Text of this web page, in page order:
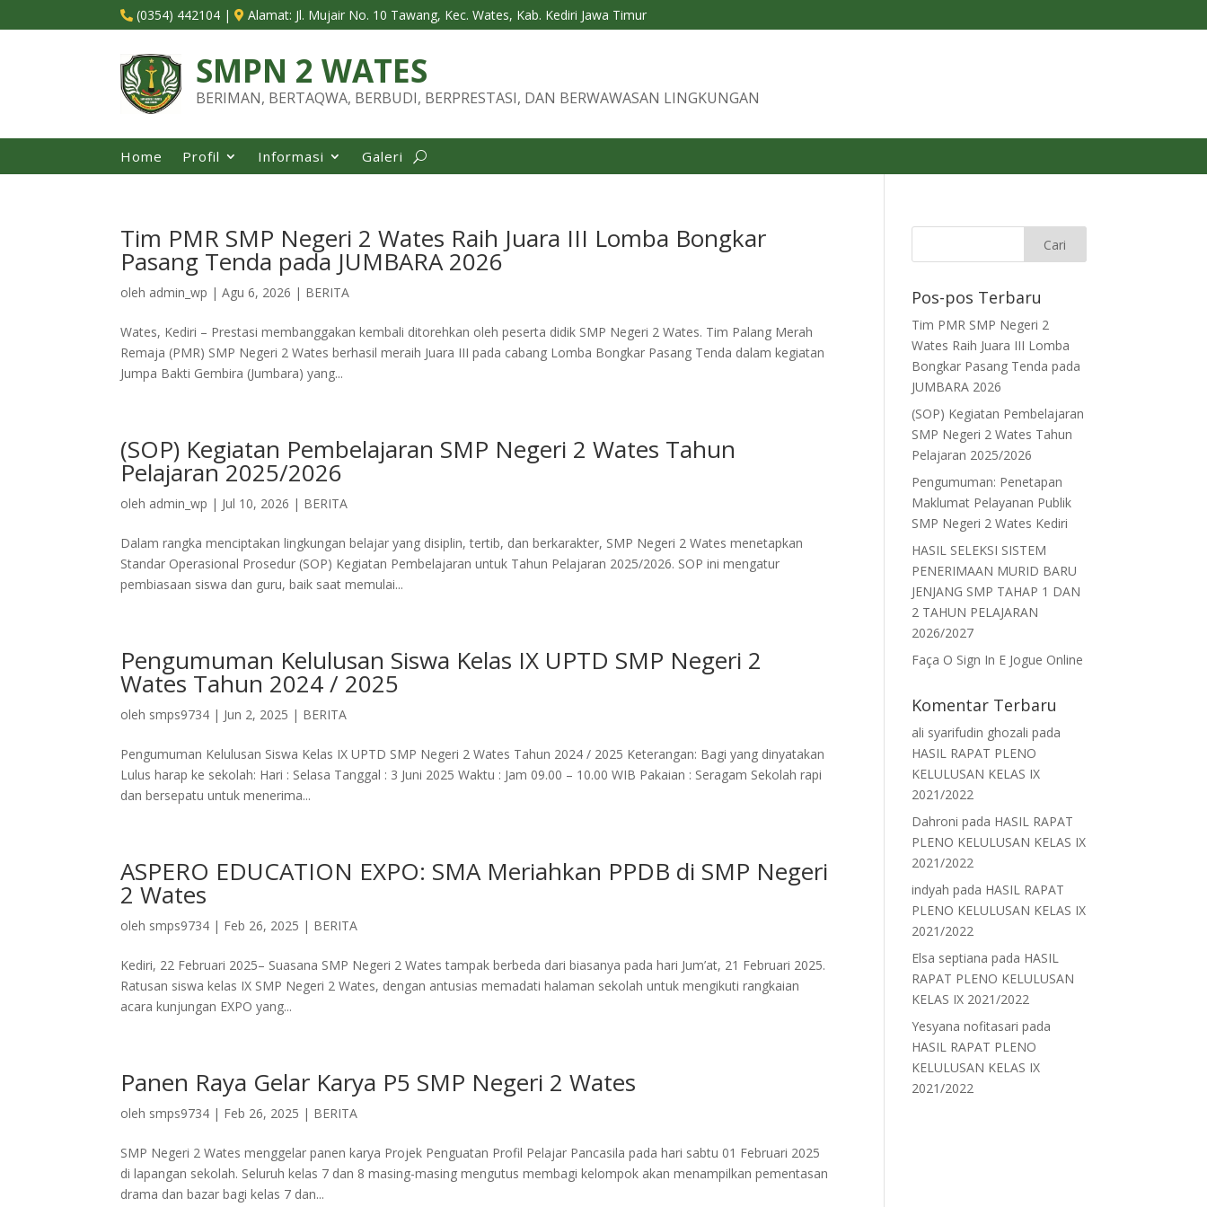
 (0354) 442104 | Alamat: Jl. Mujair No. 10 Tawang, Kec. Wates, Kab. Kediri Jawa Timur
SMPN 2 WATES
BERIMAN, BERTAQWA, BERBUDI, BERPRESTASI, DAN BERWAWASAN LINGKUNGAN
Home Profil Informasi Galeri
Tim PMR SMP Negeri 2 Wates Raih Juara III Lomba Bongkar
Pasang Tenda pada JUMBARA 2026
oleh admin_wp |Agu 6, 2026 | BERITA
Wates, Kediri – Prestasi membanggakan kembali ditorehkan oleh peserta didik SMP Negeri 2 Wates. Tim Palang Merah
Remaja (PMR) SMP Negeri 2 Wates berhasil meraih Juara III pada cabang Lomba Bongkar Pasang Tenda dalam kegiatan
Jumpa Bakti Gembira (Jumbara) yang...
(SOP) Kegiatan Pembelajaran SMP Negeri 2 Wates Tahun
Pelajaran 2025/2026
oleh admin_wp | Jul 10, 2026 | BERITA
Dalam rangka menciptakan lingkungan belajar yang disiplin, tertib, dan berkarakter, SMP Negeri 2 Wates menetapkan
Standar Operasional Prosedur (SOP) Kegiatan Pembelajaran untuk Tahun Pelajaran 2025/2026. SOP ini mengatur
pembiasaan siswa dan guru, baik saat memulai...
Pengumuman Kelulusan Siswa Kelas IX UPTD SMP Negeri 2
Wates Tahun 2024 / 2025
oleh smps9734 | Jun 2, 2025 | BERITA
Pengumuman Kelulusan Siswa Kelas IX UPTD SMP Negeri 2 Wates Tahun 2024 / 2025 Keterangan: Bagi yang dinyatakan
Lulus harap ke sekolah: Hari : Selasa Tanggal : 3 Juni 2025 Waktu : Jam 09.00 – 10.00 WIB Pakaian : Seragam Sekolah rapi
dan bersepatu untuk menerima...
ASPERO EDUCATION EXPO: SMA Meriahkan PPDB di SMP Negeri
2 Wates
oleh smps9734 | Feb 26, 2025 | BERITA
Kediri, 22 Februari 2025– Suasana SMP Negeri 2 Wates tampak berbeda dari biasanya pada hari Jum’at, 21 Februari 2025.
Ratusan siswa kelas IX SMP Negeri 2 Wates, dengan antusias memadati halaman sekolah untuk mengikuti rangkaian
acara kunjungan EXPO yang...
Panen Raya Gelar Karya P5 SMP Negeri 2 Wates
oleh smps9734 | Feb 26, 2025 | BERITA
SMP Negeri 2 Wates menggelar panen karya Projek Penguatan Profil Pelajar Pancasila pada hari sabtu 01 Februari 2025
di lapangan sekolah. Seluruh kelas 7 dan 8 masing-masing mengutus membagi kelompok akan menampilkan pementasan
drama dan bazar bagi kelas 7 dan...
Pos-pos Terbaru
Tim PMR SMP Negeri 2
Wates Raih Juara III Lomba
Bongkar Pasang Tenda pada
JUMBARA 2026
(SOP) Kegiatan Pembelajaran
SMP Negeri 2 Wates Tahun
Pelajaran 2025/2026
Pengumuman: Penetapan
Maklumat Pelayanan Publik
SMP Negeri 2 Wates Kediri
HASIL SELEKSI SISTEM
PENERIMAAN MURID BARU
JENJANG SMP TAHAP 1 DAN
2 TAHUN PELAJARAN
2026/2027
Faça O Sign In E Jogue Online
Komentar Terbaru
ali syarifudin ghozali pada
HASIL RAPAT PLENO
KELULUSAN KELAS IX
2021/2022
Dahroni pada HASIL RAPAT
PLENO KELULUSAN KELAS IX
2021/2022
indyah pada HASIL RAPAT
PLENO KELULUSAN KELAS IX
2021/2022
Elsa septiana pada HASIL
RAPAT PLENO KELULUSAN
KELAS IX 2021/2022
Yesyana nofitasari pada
HASIL RAPAT PLENO
KELULUSAN KELAS IX
2021/2022